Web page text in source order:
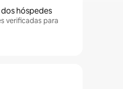
hóspedes
verificadas para